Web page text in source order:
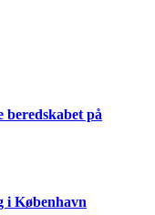
på
i København